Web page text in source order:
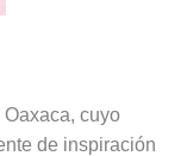
cuyo
de inspiración